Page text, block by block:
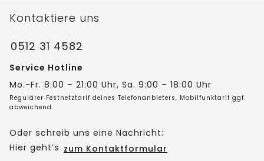
Kontaktiere uns
0512 31 4582
Service Hotline
Mo.-Fr. 8:00 – 21:00 Uhr, Sa. 9:00 – 18:00 Uhr
Regulärer Festnetztarif deines Telefonanbieters, Mobilfunktarif ggf.
abweichend.
Oder schreib uns eine Nachricht:
Hier geht’s zum Kontaktformular